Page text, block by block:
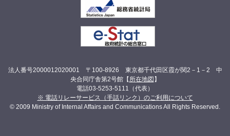
法人番号2000012020001 〒100-8926 東京都千代田区霞が関2－1－2 中
央合同庁舎第2号館【 所在地図 】
電話03-5253-5111（代表）
※ 電話リレーサービス（手話リンク）のご利用について
© 2009 Ministry of Internal Affairs and Communications All Rights Reserved.